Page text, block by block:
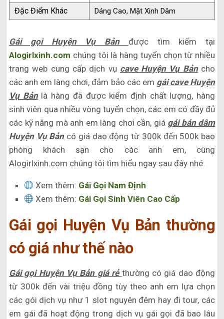
Đặc Điểm Khác Dáng Cao, Mặt Xinh Dâm
Gái gọi Huyện Vụ Bản
được tìm kiếm tại
Alogirlxinh.com chúng tôi là hàng tuyển chọn từ nhiều
trang web cung cấp dịch vụ cave Huyện Vụ Bảncho
các anh em làng chơi, đảm bảo các em gái cave Huyện
Vụ Bảnlà hàng đã được kiểm định chất lượng, hàng
sinh viên qua nhiều vòng tuyển chọn, các em có đầy đủ
các kỹ năng mà anh em làng chơi cần, giá gái bán dâm
Huyện Vụ Bảncó giá dao động từ 300k đến 500k bao
phòng khách sạn cho các anh em, cùng
Alogirlxinh.com chúng tôi tìm hiểu ngay sau đây nhé.
Xem thêm: Gái Gọi Nam Định
Xem thêm: Gái Gọi Sinh Viên Cao Cấp
Gái gọi Huyện Vụ Bản thường
có giá như thế nào
Gái gọi Huyện Vụ Bản giá rẻ thường có giá dao động
từ 300k đến vài triệu đồng tùy theo anh em lựa chọn
các gói dịch vụ như 1 slot nguyên đêm hay đi tour, các
em gái đã hoạt động trong dịch vụ gái gọi đã bao lâu